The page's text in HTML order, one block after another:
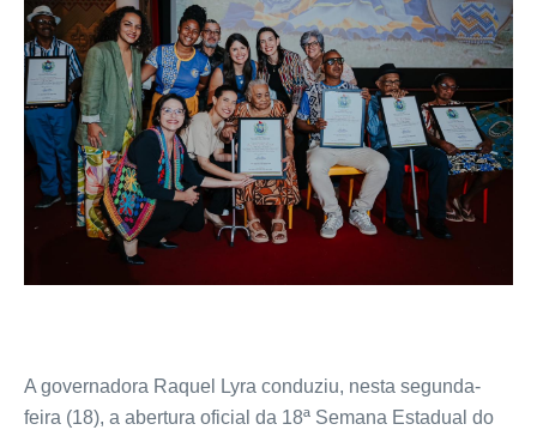
A governadora Raquel Lyra conduziu, nesta segunda-
feira (18), a abertura oficial da 18ª Semana Estadual do